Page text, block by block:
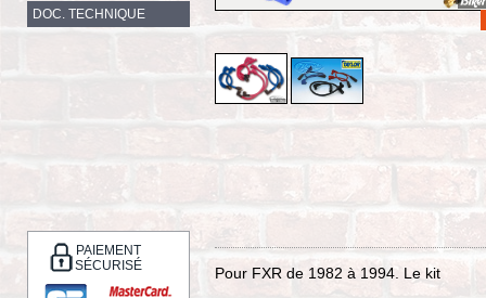
DOC. TECHNIQUE
PAIEMENT
SÉCURISÉ
Pour FXR de 1982 à 1994. Le kit